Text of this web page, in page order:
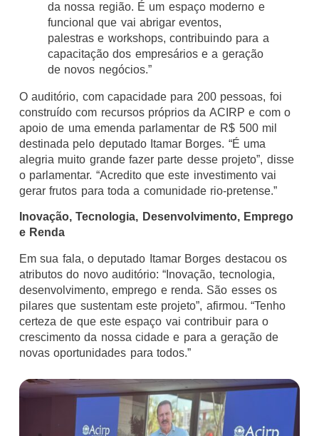
da nossa região. É um espaço moderno e
funcional que vai abrigar eventos,
palestras e workshops, contribuindo para a
capacitação dos empresários e a geração
de novos negócios.”
O auditório, com capacidade para 200 pessoas, foi
construído com recursos próprios da ACIRP e com o
apoio de uma emenda parlamentar de R$ 500 mil
destinada pelo deputado Itamar Borges. “É uma
alegria muito grande fazer parte desse projeto”, disse
o parlamentar. “Acredito que este investimento vai
gerar frutos para toda a comunidade rio-pretense.”
Inovação, Tecnologia, Desenvolvimento, Emprego
e Renda
Em sua fala, o deputado Itamar Borges destacou os
atributos do novo auditório: “Inovação, tecnologia,
desenvolvimento, emprego e renda. São esses os
pilares que sustentam este projeto”, afirmou. “Tenho
certeza de que este espaço vai contribuir para o
crescimento da nossa cidade e para a geração de
novas oportunidades para todos.”